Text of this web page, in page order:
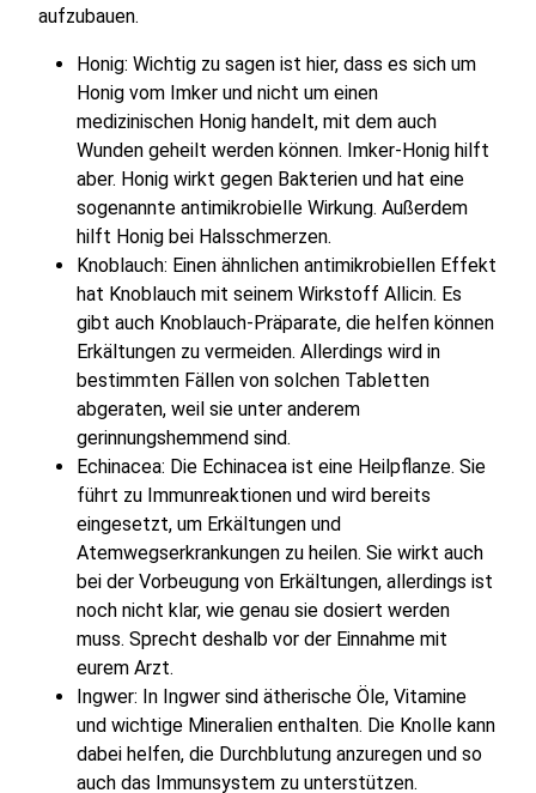
aufzubauen.
Honig: Wichtig zu sagen ist hier, dass es sich um
Honig vom Imker und nicht um einen
medizinischen Honig handelt, mit dem auch
Wunden geheilt werden können. Imker-Honig hilft
aber. Honig wirkt gegen Bakterien und hat eine
sogenannte antimikrobielle Wirkung. Außerdem
hilft Honig bei Halsschmerzen.
Knoblauch: Einen ähnlichen antimikrobiellen Effekt
hat Knoblauch mit seinem Wirkstoff Allicin. Es
gibt auch Knoblauch-Präparate, die helfen können
Erkältungen zu vermeiden. Allerdings wird in
bestimmten Fällen von solchen Tabletten
abgeraten, weil sie unter anderem
gerinnungshemmend sind.
Echinacea: Die Echinacea ist eine Heilpflanze. Sie
führt zu Immunreaktionen und wird bereits
eingesetzt, um Erkältungen und
Atemwegserkrankungen zu heilen. Sie wirkt auch
bei der Vorbeugung von Erkältungen, allerdings ist
noch nicht klar, wie genau sie dosiert werden
muss. Sprecht deshalb vor der Einnahme mit
eurem Arzt.
Ingwer: In Ingwer sind ätherische Öle, Vitamine
und wichtige Mineralien enthalten. Die Knolle kann
dabei helfen, die Durchblutung anzuregen und so
auch das Immunsystem zu unterstützen.